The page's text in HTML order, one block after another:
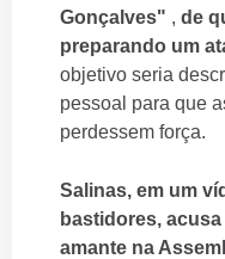
Gonçalves" , de
preparando um
objetivo seria
pessoal para que
perdessem força.
Salinas, em um
bastidores,
amante na